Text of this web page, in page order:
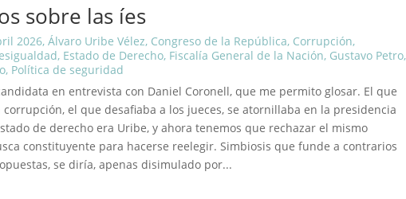
sobre las íes
2026, Álvaro Uribe Vélez, Congreso de la República, Corrupción,
, Estado de Derecho, Fiscalía General de la Nación, Gustavo Petro,
, Política de seguridad
en entrevista con Daniel Coronell, que me permito glosar. El que
el que desafiaba a los jueces, se atornillaba en la presidencia
de derecho era Uribe, y ahora tenemos que rechazar el mismo
constituyente para hacerse reelegir. Simbiosis que funde a contrarios
se diría, apenas disimulado por...